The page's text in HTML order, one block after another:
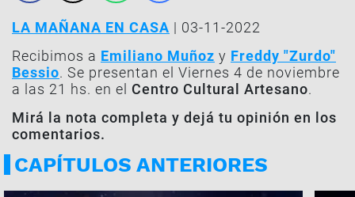
LA MAÑANA EN CASA | 03-11-2022
Recibimos a Emiliano Muñoz y Freddy "Zurdo"
Bessio. Se presentan el Viernes 4 de noviembre
a las 21 hs. en el Centro Cultural Artesano.
Mirá la nota completa y dejá tu opinión en los
comentarios.
CAPÍTULOS ANTERIORES